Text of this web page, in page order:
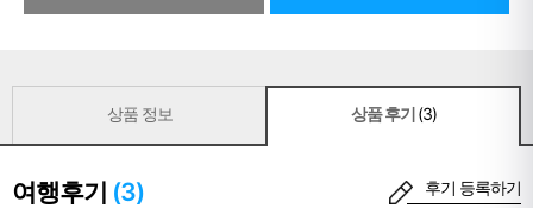
상품 정보 상품 후기(3)
여행후기 (3) 후기 등록하기